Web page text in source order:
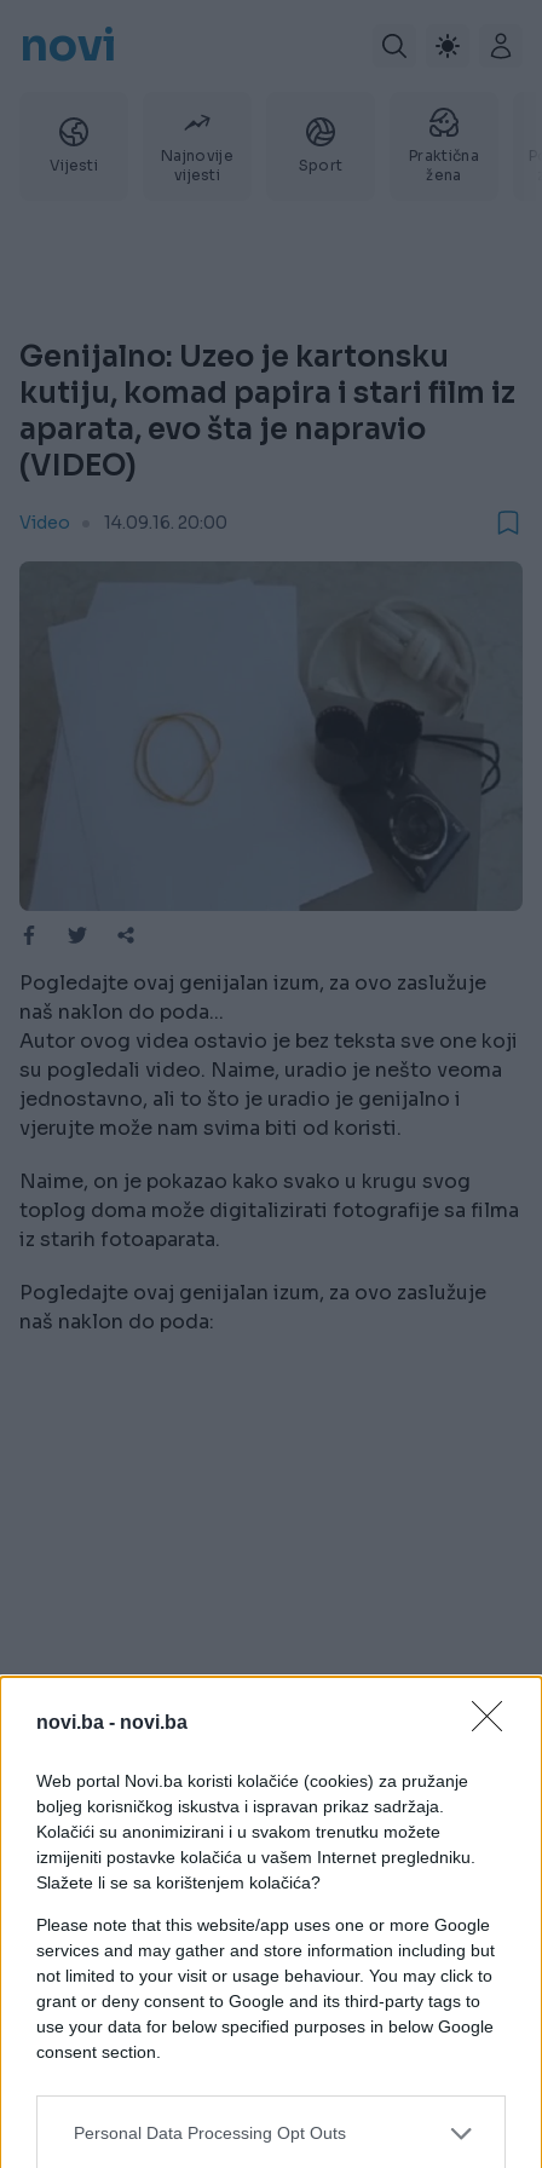
novi.ba - novi.ba
Web portal Novi.ba koristi kolačiće (cookies) za pružanje
boljeg korisničkog iskustva i ispravan prikaz sadržaja.
Kolačići su anonimizirani i u svakom trenutku možete
izmijeniti postavke kolačića u vašem Internet pregledniku.
Slažete li se sa korištenjem kolačića?
Please note that this website/app uses one or more Google
services and may gather and store information including but
not limited to your visit or usage behaviour. You may click to
grant or deny consent to Google and its third-party tags to
use your data for below specified purposes in below Google
consent section.
Personal Data Processing Opt Outs
novi
Vijesti
Najnovije
vijesti
Sport
Praktična
žena
Genijalno: Uzeo je kartonsku
kutiju, komad papira i stari film iz
aparata, evo šta je napravio
(VIDEO)
Video 14.09.16. 20:00
Pogledajte ovaj genijalan izum, za ovo zaslužuje
naš naklon do poda...
Autor ovog videa ostavio je bez teksta sve one koji
su pogledali video. Naime, uradio je nešto veoma
jednostavno, ali to što je uradio je genijalno i
vjerujte može nam svima biti od koristi.
Naime, on je pokazao kako svako u krugu svog
toplog doma može digitalizirati fotografije sa filma
iz starih fotoaparata.
Pogledajte ovaj genijalan izum, za ovo zaslužuje
naš naklon do poda:
#zanimljivosti #film